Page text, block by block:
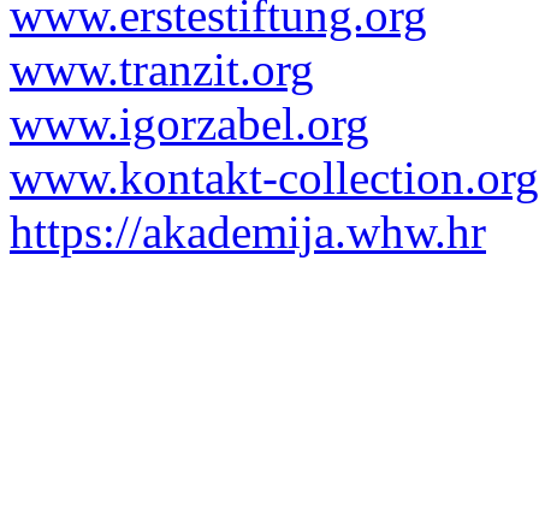
www.erstestiftung.org
www.tranzit.org
www.igorzabel.org
www.kontakt-collection.org
https://akademija.whw.hr